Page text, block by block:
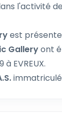
l'activité de
est présente
Galleryont
à EVREUX.